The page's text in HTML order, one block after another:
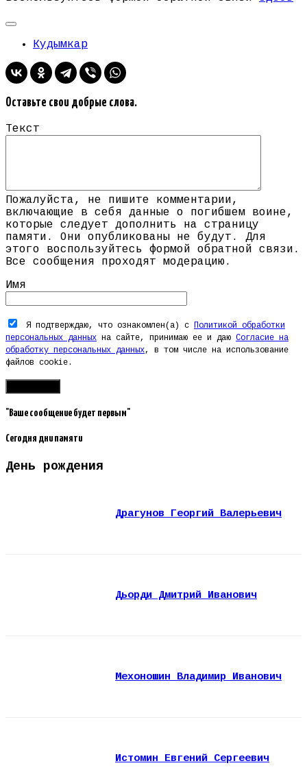
Кудымкар
Оставьте свои добрые слова.
Текст
Пожалуйста, не пишите комментарии,
включающие в себя данные о погибшем воине,
которые следует дополнить на страницу
памяти. Они опубликованы не будут. Для
этого воспользуйтесь формой обратной связи.
Все сообщения проходят модерацию.
Имя
Я подтверждаю, что ознакомлен(а) с
Политикой обработки
персональных данных на сайте, принимаю ее и даю Согласие на
обработку персональных данных, в том числе на использование
файлов cookie.
"Ваше сообщение будет первым"
Сегодня дни памяти
День рождения
Драгунов Георгий Валерьевич
Дьорди Дмитрий Иванович
Мехоношин Владимир Иванович
Истомин Евгений Сергеевич